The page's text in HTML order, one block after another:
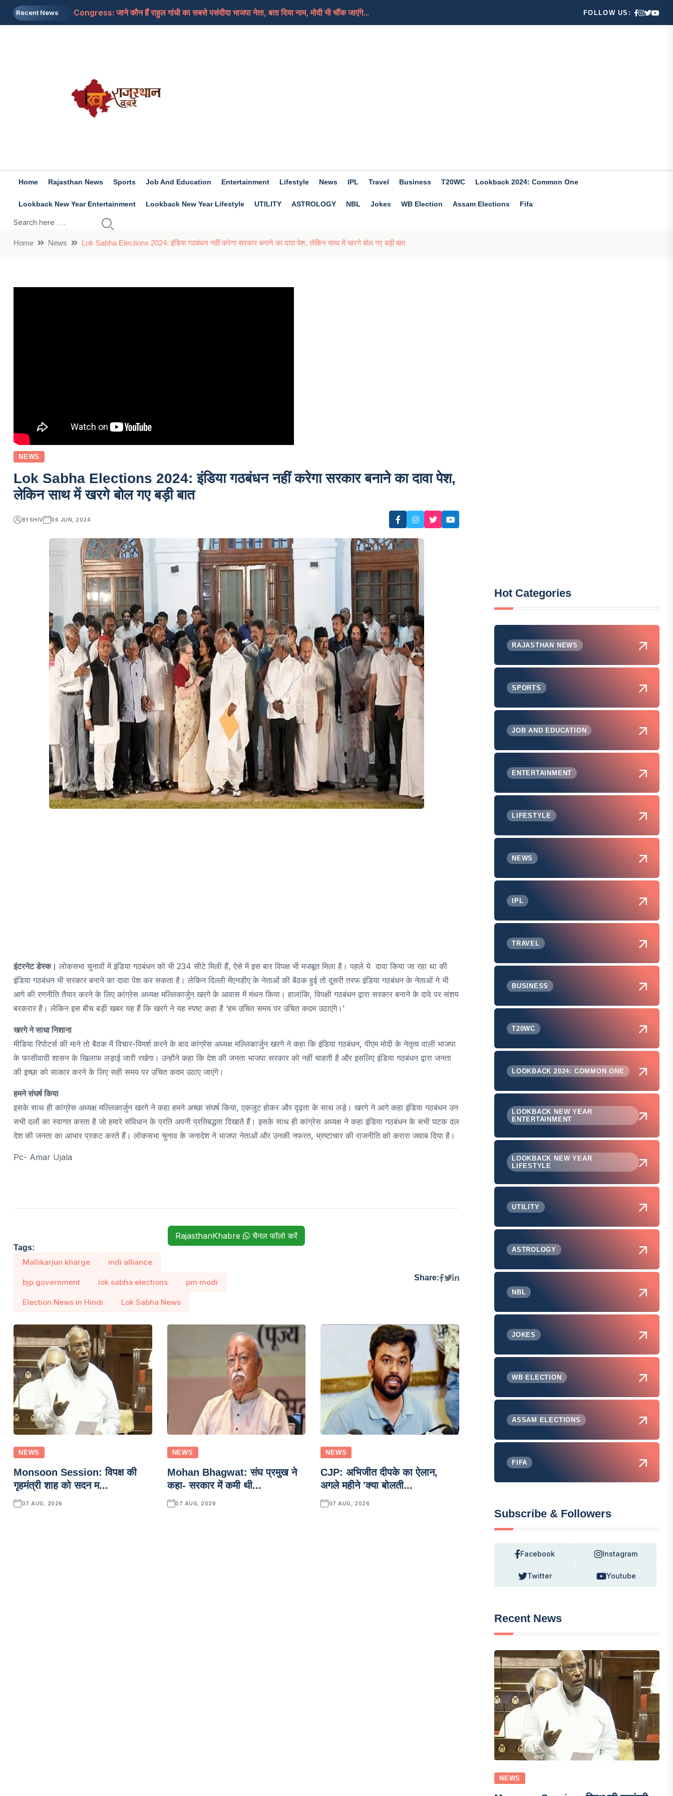
Recent News
Congress: जाने कौन हैं राहुल गांधी का सबसे पसंदीदा भाजपा नेता, बता दिया नाम, मोदी भी चौंक जाएंगे...
Monsoon Session: विपक्ष की गृहमंत्री शाह को सदन में बुलाने की मांग, खरगे और रिजिजू में हुई बहस
FOLLOW US:
Home Rajasthan News Sports Job And Education Entertainment Lifestyle News IPL Travel Business T20WC Lookback 2024: Common One
Lookback New Year Entertainment Lookback New Year Lifestyle UTILITY ASTROLOGY NBL Jokes WB Election Assam Elections Fifa
Home News Lok Sabha Elections 2024: इंडिया गठबंधन नहीं करेगा सरकार बनाने का दावा पेश, लेकिन साथ में खरगे बोल गए बड़ी बात
NEWS
Lok Sabha Elections 2024: इंडिया गठबंधन नहीं करेगा सरकार बनाने का दावा पेश,
लेकिन साथ में खरगे बोल गए बड़ी बात
BYSHIV 06 JUN, 2024
इंटरनेट डेस्क। लोकसभा चुनावों में इंडिया गठबंधन को भी 234 सीटे मिली हैं, ऐसे में इस बार विपक्ष भी मजबूत मिला है। पहले ये दावा किया जा रहा था की
इंडिया गठबंधन भी सरकार बनाने का दावा पेश कर सकता है। लेकिन दिल्ली मेंएनडीए के नेताओं की बैठक हुई तो दूसरी तरफ इंडिया गठबंधन के नेताओं ने भी
आगे की रणनीति तैयार करने के लिए कांग्रेस अध्यक्ष मल्लिकार्जुन खरगे के आवास में मंथन किया। हालांकि, विपक्षी गठबंधन द्वारा सरकार बनाने के दावे पर संशय
बरकरार है। लेकिन इस बीच बड़ी खबर यह हैं कि खरगे ने यह स्पष्ट कहा है ‘हम उचित समय पर उचित कदम उठाएंगे।’
खरगे ने साधा निशाना
मीडिया रिपोटर्स की माने तो बैठक में विचार-विमर्श करने के बाद कांग्रेस अध्यक्ष मल्लिकार्जुन खरगे ने कहा कि इंडिया गठबंधन, पीएम मोदी के नेतृत्व वाली भाजपा
के फासीवादी शासन के खिलाफ लड़ाई जारी रखेगा। उन्होंने कहा कि देश की जनता भाजपा सरकार को नहीं चाहती है और इसलिए इंडिया गठबंधन द्वारा जनता
की इच्छा को साकार करने के लिए सही समय पर उचित कदम उठाए जाएंगे।
हमने संघर्ष किया
इसके साथ ही कांग्रेस अध्यक्ष मल्लिकार्जुन खरगे ने कहा हमने अच्छा संघर्ष किया, एकजुट होकर और दृढ़ता के साथ लड़े। खरगे ने आगे कहा इंडिया गठबंधन उन
सभी दलों का स्वागत करता है जो हमारे संविधान के प्रति अपनी प्रतिबद्धता दिखाते हैं। इसके साथ ही कांग्रेस अध्यक्ष ने कहा इंडिया गठबंधन के सभी घटक दल
देश की जनता का आभार प्रकट करते हैं। लोकसभा चुनाव के जनादेश ने भाजपा नेताओं और उनकी नफरत, भ्रष्टाचार की राजनीति को करारा जवाब दिया है।
Pc- Amar Ujala
RajasthanKhabre चैनल फॉलो करें
Tags:
Mallikarjun kharge indi alliance
bjp government lok sabha elections pm modi
Election News in Hindi Lok Sabha News
Share:
NEWS
Monsoon Session: विपक्ष की
गृहमंत्री शाह को सदन म...
07 AUG, 2026
NEWS
Mohan Bhagwat: संघ प्रमुख ने
कहा- सरकार में कमी थी...
07 AUG, 2026
NEWS
CJP: अभिजीत दीपके का ऐलान,
अगले महीने 'क्या बोलती...
07 AUG, 2026
Hot Categories
RAJASTHAN NEWS
SPORTS
JOB AND EDUCATION
ENTERTAINMENT
LIFESTYLE
NEWS
IPL
TRAVEL
BUSINESS
T20WC
LOOKBACK 2024: COMMON ONE
LOOKBACK NEW YEAR
ENTERTAINMENT
LOOKBACK NEW YEAR
LIFESTYLE
UTILITY
ASTROLOGY
NBL
JOKES
WB ELECTION
ASSAM ELECTIONS
FIFA
Subscribe & Followers
Facebook Instagram
Twitter Youtube
Recent News
NEWS